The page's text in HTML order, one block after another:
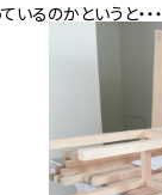
るのかというと・・・